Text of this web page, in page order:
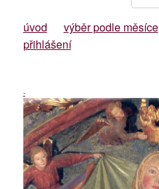
úvod výběr podle měsíce
přihlášení
-